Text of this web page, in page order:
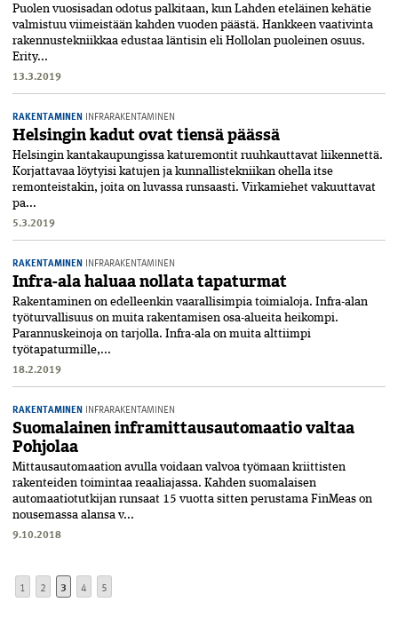
Puolen vuosisadan odotus palkitaan, kun Lahden eteläinen kehätie
valmistuu viimeistään kahden vuoden päästä. Hankkeen vaativinta
rakennustekniikkaa edustaa läntisin eli Hollolan puoleinen osuus.
Erity...
13.3.2019
RAKENTAMINEN INFRARAKENTAMINEN
Helsingin kadut ovat tiensä päässä
Helsingin kantakaupungissa katuremontit ruuhkauttavat liikennettä.
Korjattavaa löytyisi katujen ja kunnallistekniikan ohella itse
remonteistakin, joita on luvassa runsaasti. Virkamiehet vakuuttavat
pa...
5.3.2019
RAKENTAMINEN INFRARAKENTAMINEN
Infra-ala haluaa nollata tapaturmat
Rakentaminen on edelleenkin vaarallisimpia toimialoja. Infra-alan
työturvallisuus on muita rakentamisen osa-alueita heikompi.
Parannuskeinoja on tarjolla. Infra-ala on muita alttiimpi
työtapaturmille,...
18.2.2019
RAKENTAMINEN INFRARAKENTAMINEN
Suomalainen inframittausautomaatio valtaa
Pohjolaa
Mittausautomaation avulla voidaan valvoa työmaan kriittisten
rakenteiden toimintaa reaaliajassa. Kahden suomalaisen
automaatiotutkijan runsaat 15 vuotta sitten perustama FinMeas on
nousemassa alansa v...
9.10.2018
1 2 3 4 5